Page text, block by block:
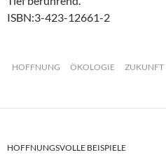
ISBN:3-423-12661-2
HOFFNUNG ÖKOLOGIE ZUKUNFT
HOFFNUNGSVOLLE BEISPIELE